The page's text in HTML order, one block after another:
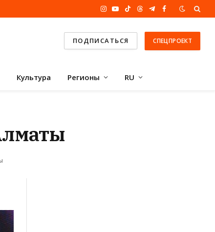
Instagram
YouTube
TikTokThreadsTelegram
Facebook
ПОДПИСАТЬСЯ СПЕЦПРОЕКТ
Культура Регионы RU